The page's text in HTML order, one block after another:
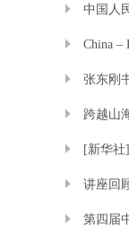
中国人
China –
｜维雷娜·
张东刚
跨越山
[新华
讲座回
第四届